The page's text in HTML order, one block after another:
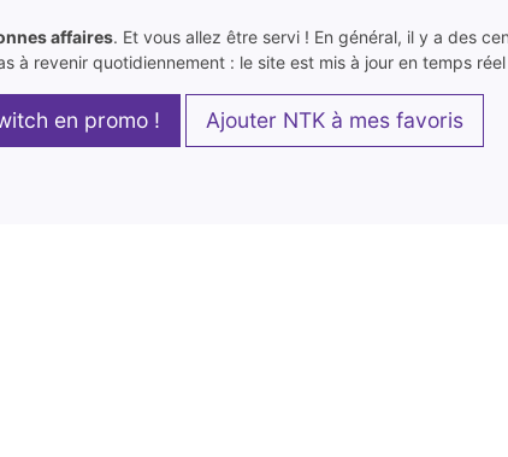
affaires. Et vous allez être servi ! En général, il y a des
à revenir quotidiennement : le site est mis à jour en temps
en promo ! Ajouter NTK à mes favoris